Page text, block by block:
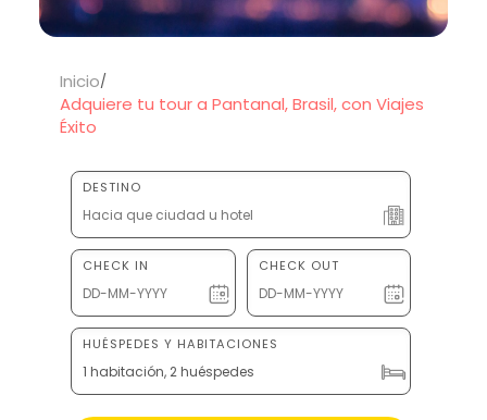
Inicio
Adquiere tu tour a Pantanal, Brasil, con Viajes
Éxito
DESTINO
CHECK IN CHECK OUT
HUÉSPEDES Y HABITACIONES
1 habitación, 2 huéspedes